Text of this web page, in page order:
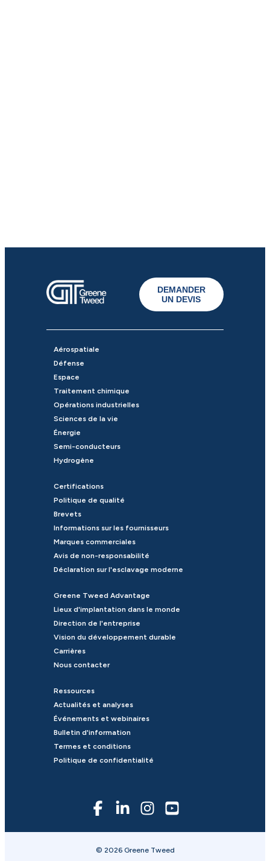
DEMANDER
UN DEVIS
Aérospatiale
Défense
Espace
Traitement chimique
Opérations industrielles
Sciences de la vie
Énergie
Semi-conducteurs
Hydrogène
Certifications
Politique de qualité
Brevets
Informations sur les fournisseurs
Marques commerciales
Avis de non-responsabilité
Déclaration sur l'esclavage moderne
Greene Tweed Advantage
Lieux d'implantation dans le monde
Direction de l'entreprise
Vision du développement durable
Carrières
Nous contacter
Ressources
Actualités et analyses
Événements et webinaires
Bulletin d'information
Termes et conditions
Politique de confidentialité
© 2026 Greene Tweed